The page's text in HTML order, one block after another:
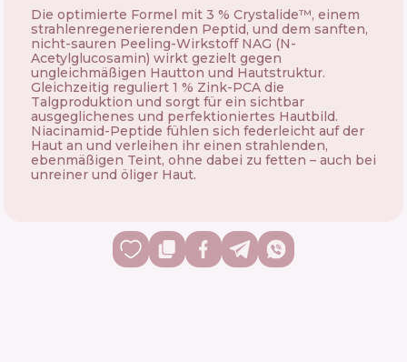
Die optimierte Formel mit 3 % Crystalide™, einem
strahlenregenerierenden Peptid, und dem sanften,
nicht-sauren Peeling-Wirkstoff NAG (N-
Acetylglucosamin) wirkt gezielt gegen
ungleichmäßigen Hautton und Hautstruktur.
Gleichzeitig reguliert 1 % Zink-PCA die
Talgproduktion und sorgt für ein sichtbar
ausgeglichenes und perfektioniertes Hautbild.
Niacinamid-Peptide fühlen sich federleicht auf der
Haut an und verleihen ihr einen strahlenden,
ebenmäßigen Teint, ohne dabei zu fetten – auch bei
unreiner und öliger Haut.